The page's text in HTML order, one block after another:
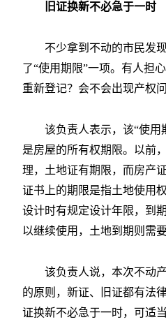
旧证换新不必急于一时
不少拿到不动的市民发
了“使用期限”一项。有人担
重新登记？会不会出现产权问
该负责人表示，该“使用
是房屋的所有权期限。以前
理，土地证有期限，而房产
证书上的期限是指土地使用
设计时有规定设计年限，到
以继续使用，土地到期则需
该负责人说，本次不动
的原则，新证、旧证都有法
证换新不必急于一时，可适